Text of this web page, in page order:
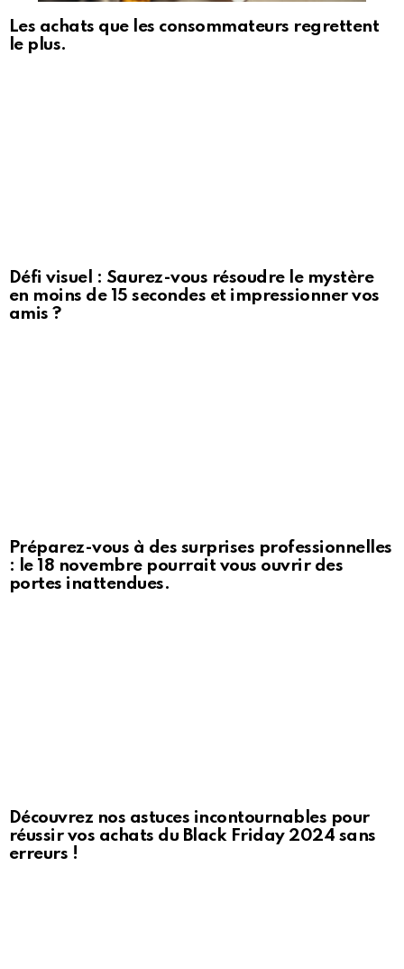
Les achats que les consommateurs regrettent
le plus.
Défi visuel : Saurez-vous résoudre le mystère
en moins de 15 secondes et impressionner vos
amis ?
Préparez-vous à des surprises professionnelles
: le 18 novembre pourrait vous ouvrir des
portes inattendues.
Découvrez nos astuces incontournables pour
réussir vos achats du Black Friday 2024 sans
erreurs !